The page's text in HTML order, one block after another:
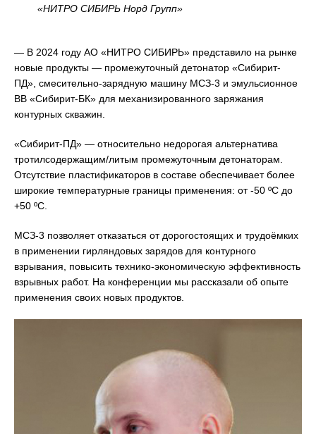
«НИТРО СИБИРЬ Норд Групп»
— В 2024 году АО «НИТРО СИБИРЬ» представило на рынке
новые продукты — промежуточный детонатор «Сибирит-
ПД», смесительно-зарядную машину МСЗ-3 и эмульсионное
ВВ «Сибирит-БК» для механизированного заряжания
контурных скважин.
«Сибирит-ПД» — относительно недорогая альтернатива
тротилсодержащим/литым промежуточным детонаторам.
Отсутствие пластификаторов в составе обеспечивает более
широкие температурные границы применения: от -50 ºС до
+50 ºС.
МСЗ-3 позволяет отказаться от дорогостоящих и трудоёмких
в применении гирляндовых зарядов для контурного
взрывания, повысить технико-экономическую эффективность
взрывных работ. На конференции мы рассказали об опыте
применения своих новых продуктов.